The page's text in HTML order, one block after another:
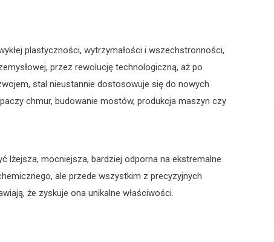
plastyczności, wytrzymałości i wszechstronności,
przez rewolucję technologiczną, aż po
stal nieustannie dostosowuje się do nowych
chmur, budowanie mostów, produkcja maszyn czy
lżejsza, mocniejsza, bardziej odporna na ekstremalne
ale przede wszystkim z precyzyjnych
że zyskuje ona unikalne właściwości.